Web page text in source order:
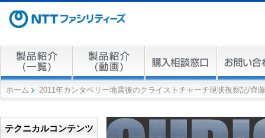
ホーム 2011年カンタベリー地震後のクライストチャーチ現状視察記/齊
テクニカルコンテンツ